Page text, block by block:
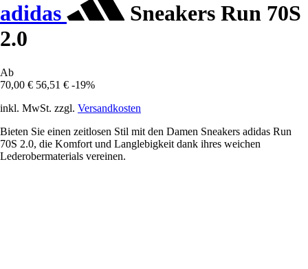
adidas
Sneakers Run 70S
2.0
Ab
70,00 € 56,51 € -19%
inkl. MwSt. zzgl. Versandkosten
Bieten Sie einen zeitlosen Stil mit den Damen Sneakers adidas Run
70S 2.0, die Komfort und Langlebigkeit dank ihres weichen
Lederobermaterials vereinen.